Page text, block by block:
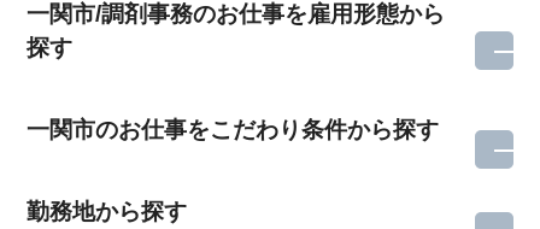
一関市/調剤事務のお仕事を雇用形態から
探す
一関市のお仕事をこだわり条件から探す
勤務地から探す